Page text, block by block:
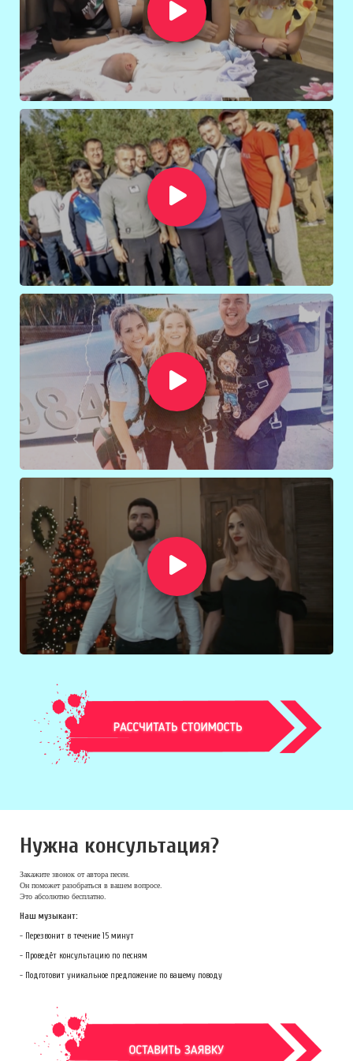
Нужна консультация?
Закажите звонок от автора песен.
Он поможет разобраться в вашем вопросе.
Это абсолютно бесплатно.
Наш музыкант:
- Перезвонит в течение 15 минут
- Проведёт консультацию по песням
- Подготовит уникальное предложение по вашему поводу